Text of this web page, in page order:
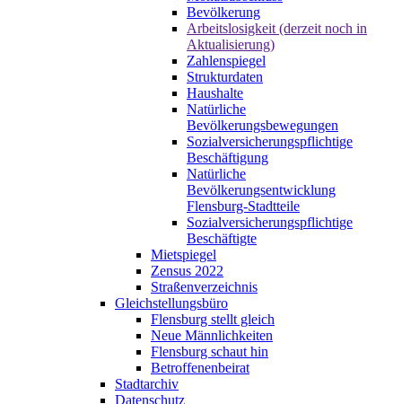
Bevölkerung
Arbeitslosigkeit (derzeit noch in
Aktualisierung)
Zahlenspiegel
Strukturdaten
Haushalte
Natürliche
Bevölkerungsbewegungen
Sozialversicherungspflichtige
Beschäftigung
Natürliche
Bevölkerungsentwicklung
Flensburg-Stadtteile
Sozialversicherungspflichtige
Beschäftigte
Mietspiegel
Zensus 2022
Straßenverzeichnis
Gleichstellungsbüro
Flensburg stellt gleich
Neue Männlichkeiten
Flensburg schaut hin
Betroffenenbeirat
Stadtarchiv
Datenschutz